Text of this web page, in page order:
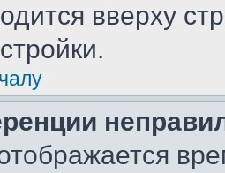
вверху